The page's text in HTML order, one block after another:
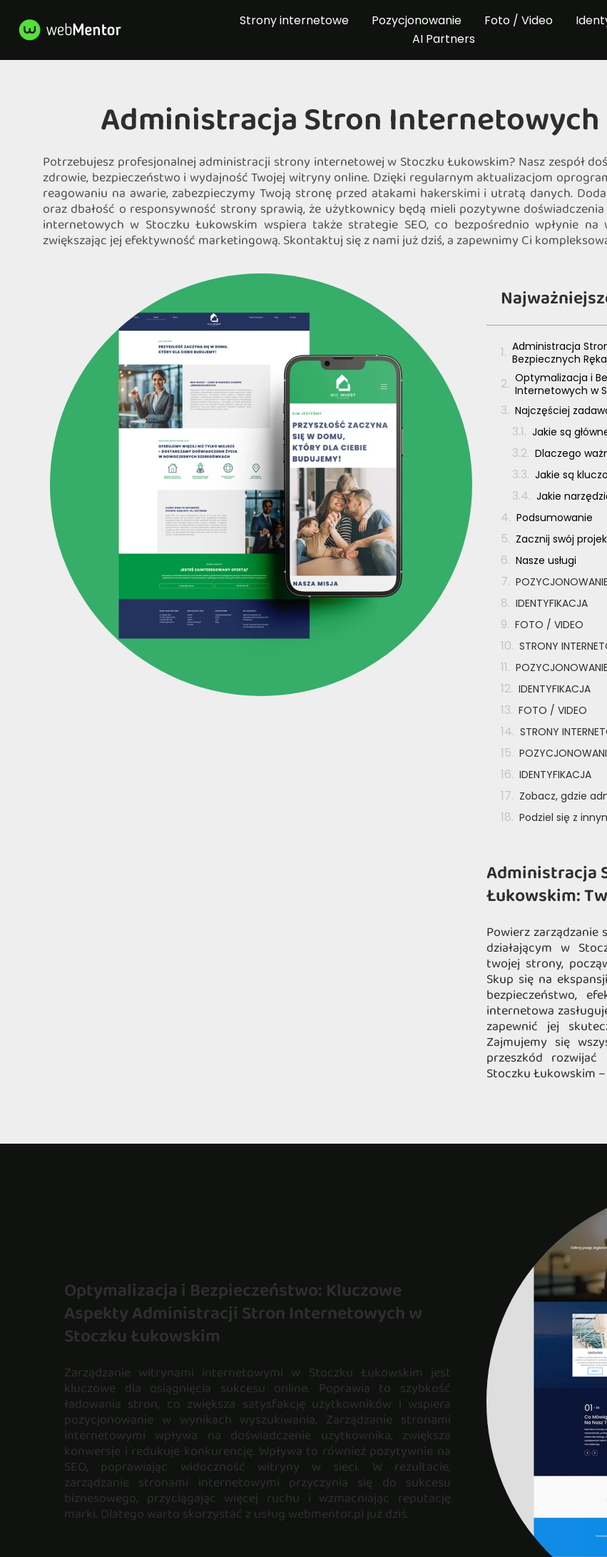
Strony internetowe Pozycjonowanie Foto / Video
AI Partners
Administracja Stron
Potrzebujesz profesjonalnej administracji strony internetowej w Stoczku Łukowskim? Nasz zespół
zdrowie, bezpieczeństwo i wydajność Twojej witryny online. Dzięki regularnym aktualizacjom
reagowaniu na awarie, zabezpieczymy Twoją stronę przed atakami hakerskimi i utratą danych.
oraz dbałość o responsywność strony sprawią, że użytkownicy będą mieli pozytywne
internetowych w Stoczku Łukowskim wspiera także strategie SEO, co bezpośrednio wpłynie
zwiększając jej efektywność marketingową. Skontaktuj się z nami już dziś, a zapewnimy Ci
Administracja
Bezpiecznych
Optymalizacja i
Internetowych w
Najczęściej
Jakie są
Dlaczego
Jakie są
Jakie
Podsumowanie
Zacznij swój
Nasze usługi
POZYCJONOWANIE
IDENTYFIKACJA
FOTO / VIDEO
STRONY
POZYCJONOWANIE
IDENTYFIKACJA
FOTO / VIDEO
STRONY
IDENTYFIKACJA
Zobacz, gdzie
Podziel się z
Administracja
Łukowskim:
Powierz
działającym w
twojej strony,
Skup się na
bezpieczeństwo,
internetowa
zapewnić jej
Zajmujemy się
przeszkód
Stoczku Łukowskim
Optymalizacja i Bezpieczeństwo: Kluczowe
Aspekty Administracji Stron Internetowych w
Stoczku Łukowskim
Zarządzanie witrynami internetowymi w Stoczku Łukowskim jest
kluczowe dla osiągnięcia sukcesu online. Poprawia to szybkość
ładowania stron, co zwiększa satysfakcję użytkowników i wspiera
pozycjonowanie w wynikach wyszukiwania. Zarządzanie stronami
internetowymi wpływa na doświadczenie użytkownika, zwiększa
konwersje i redukuje konkurencję. Wpływa to również pozytywnie na
SEO, poprawiając widoczność witryny w sieci. W rezultacie,
zarządzanie stronami internetowymi przyczynia się do sukcesu
biznesowego, przyciągając więcej ruchu i wzmacniając reputację
marki. Dlatego warto skorzystać z usług webmentor.pl już dziś.